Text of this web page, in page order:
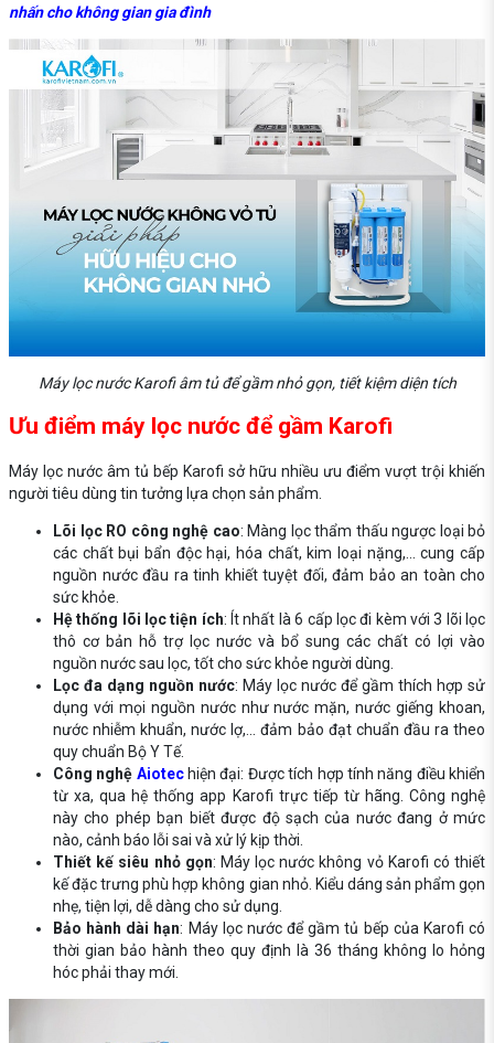
nhấn cho không gian gia đình
Máy lọc nước Karofi âm tủ để gầm nhỏ gọn, tiết kiệm diện tích
Ưu điểm máy lọc nước để gầm Karofi
Máy lọc nước âm tủ bếp Karofi sở hữu nhiều ưu điểm vượt trội khiến
người tiêu dùng tin tưởng lựa chọn sản phẩm.
Lõi lọc RO công nghệ cao: Màng lọc thẩm thấu ngược loại bỏ
các chất bụi bẩn độc hại, hóa chất, kim loại nặng,... cung cấp
nguồn nước đầu ra tinh khiết tuyệt đối, đảm bảo an toàn cho
sức khỏe.
Hệ thống lõi lọc tiện ích: Ít nhất là 6 cấp lọc đi kèm với 3 lõi lọc
thô cơ bản hỗ trợ lọc nước và bổ sung các chất có lợi vào
nguồn nước sau lọc, tốt cho sức khỏe người dùng.
Lọc đa dạng nguồn nước: Máy lọc nước để gầm thích hợp sử
dụng với mọi nguồn nước như nước mặn, nước giếng khoan,
nước nhiễm khuẩn, nước lợ,... đảm bảo đạt chuẩn đầu ra theo
quy chuẩn Bộ Y Tế.
Công nghệ Aiotechiện đại: Được tích hợp tính năng điều khiển
từ xa, qua hệ thống app Karofi trực tiếp từ hãng. Công nghệ
này cho phép bạn biết được độ sạch của nước đang ở mức
nào, cảnh báo lỗi sai và xử lý kịp thời.
Thiết kế siêu nhỏ gọn: Máy lọc nước không vỏ Karofi có thiết
kế đặc trưng phù hợp không gian nhỏ. Kiểu dáng sản phẩm gọn
nhẹ, tiện lợi, dễ dàng cho sử dụng.
Bảo hành dài hạn: Máy lọc nước để gầm tủ bếp của Karofi có
thời gian bảo hành theo quy định là 36 tháng không lo hỏng
hóc phải thay mới.